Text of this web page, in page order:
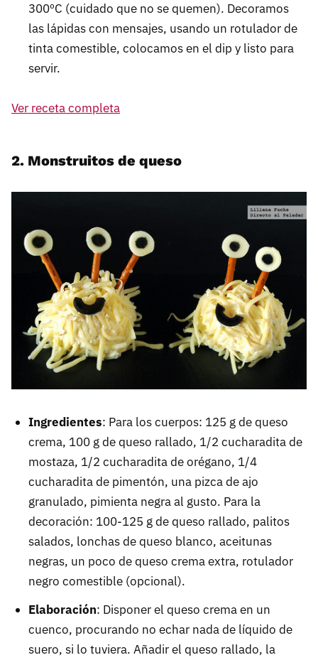
300ºC (cuidado que no se quemen). Decoramos
las lápidas con mensajes, usando un rotulador de
tinta comestible, colocamos en el dip y listo para
servir.
Ver receta completa
2. Monstruitos de queso
Ingredientes: Para los cuerpos: 125 g de queso
crema, 100 g de queso rallado, 1/2 cucharadita de
mostaza, 1/2 cucharadita de orégano, 1/4
cucharadita de pimentón, una pizca de ajo
granulado, pimienta negra al gusto. Para la
decoración: 100-125 g de queso rallado, palitos
salados, lonchas de queso blanco, aceitunas
negras, un poco de queso crema extra, rotulador
negro comestible (opcional).
Elaboración: Disponer el queso crema en un
cuenco, procurando no echar nada de líquido de
suero, si lo tuviera. Añadir el queso rallado, la